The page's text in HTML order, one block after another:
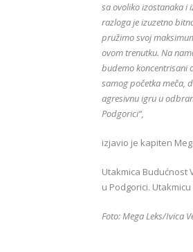
sa ovoliko izostanaka i
razloga je izuzetno
pružimo svoj
ovom trenutku. Na
budemo koncentrisani
samog početka meča,
agresivnu igru u
Podgorici“,
izjavio je kapiten
Utakmica Budućnost
u Podgorici.
Foto: Mega Leks/Ivica